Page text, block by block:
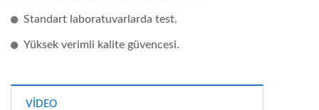
Standart laboratuvarlarda test.
Yüksek verimli kalite güvencesi.
VIDEO